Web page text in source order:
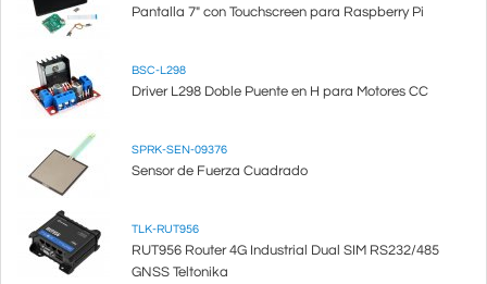
Pantalla 7" con Touchscreen para Raspberry Pi
BSC-L298
Driver L298 Doble Puente en H para Motores CC
SPRK-SEN-09376
Sensor de Fuerza Cuadrado
TLK-RUT956
RUT956 Router 4G Industrial Dual SIM RS232/485
GNSS Teltonika